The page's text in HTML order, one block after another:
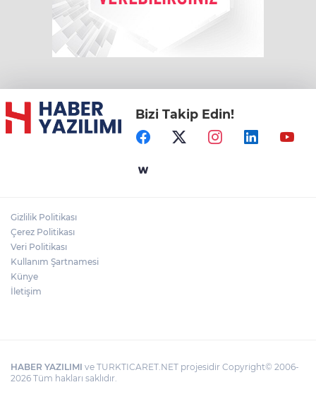
Bizi Takip Edin!
Gizlilik Politikası
Çerez Politikası
Veri Politikası
Kullanım Şartnamesi
Künye
İletişim
HABER YAZILIMI ve TURKTICARET.NET projesidir Copyright© 2006-
2026 Tüm hakları saklıdır.